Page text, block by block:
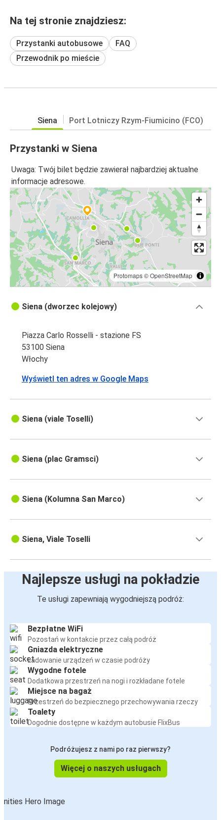
Na tej stronie znajdziesz:
Przystanki autobusowe
FAQ
Przewodnik po mieście
Siena Port Lotniczy Rzym-Fiumicino (FCO)
Przystanki w Siena
Uwaga: Twój bilet będzie zawierał najbardziej aktualne
informacje adresowe.
Protomaps©OpenStreetMap
Siena (dworzec kolejowy)
Piazza Carlo Rosselli - stazione FS
53100 Siena
Włochy
Wyświetl ten adres w Google Maps
Siena (viale Toselli)
Siena (plac Gramsci)
Siena (Kolumna San Marco)
Siena, Viale Toselli
Najlepsze usługi na pokładzie
Te usługi zapewniają wygodniejszą podróż:
Bezpłatne WiFi
Pozostań w kontakcie przez całą podróż
Gniazda elektryczne
Ładowanie urządzeń w czasie podróży
Wygodne fotele
Dodatkowa przestrzeń na nogi i rozkładane fotele
Miejsce na bagaż
Przestrzeń do bezpiecznego przechowywania rzeczy
Toalety
Dogodnie dostępne w każdym autobusie FlixBus
Podróżujesz z nami po raz pierwszy?
Więcej o naszych usługach